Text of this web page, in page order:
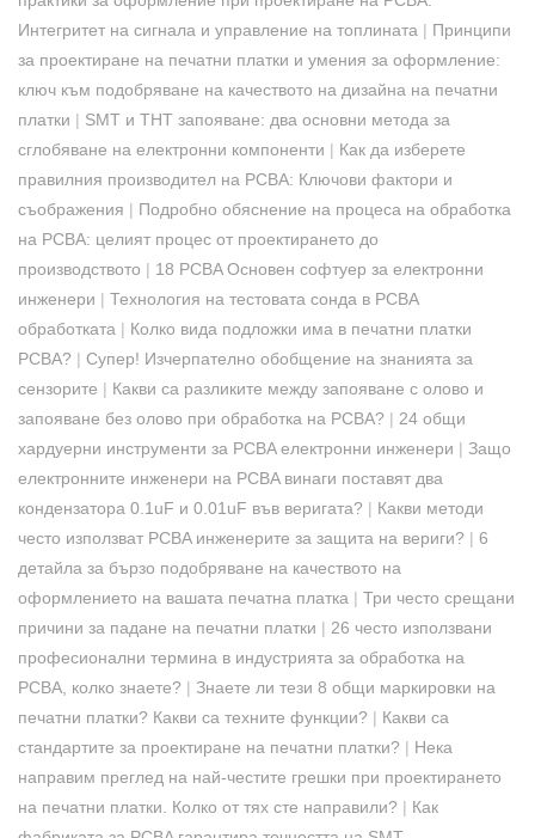
Интегритет на сигнала и управление на топлината | Принципи
за проектиране на печатни платки и умения за оформление:
ключ към подобряване на качеството на дизайна на печатни
платки | SMT и THT запояване: два основни метода за
сглобяване на електронни компоненти | Как да изберете
правилния производител на PCBA: Ключови фактори и
съображения | Подробно обяснение на процеса на обработка
на PCBA: целият процес от проектирането до
производството | 18 PCBA Основен софтуер за електронни
инженери | Технология на тестовата сонда в PCBA
обработката | Колко вида подложки има в печатни платки
PCBA? | Супер! Изчерпателно обобщение на знанията за
сензорите | Какви са разликите между запояване с олово и
запояване без олово при обработка на PCBA? | 24 общи
хардуерни инструменти за PCBA електронни инженери | Защо
електронните инженери на PCBA винаги поставят два
кондензатора 0.1uF и 0.01uF във веригата? | Какви методи
често използват PCBA инженерите за защита на вериги? | 6
детайла за бързо подобряване на качеството на
оформлението на вашата печатна платка | Три често срещани
причини за падане на печатни платки | 26 често използвани
професионални термина в индустрията за обработка на
PCBA, колко знаете? | Знаете ли тези 8 общи маркировки на
печатни платки? Какви са техните функции? | Какви са
стандартите за проектиране на печатни платки? | Нека
направим преглед на най-честите грешки при проектирането
на печатни платки. Колко от тях сте направили? | Как